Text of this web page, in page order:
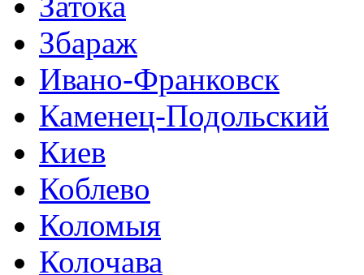
Збараж
Ивано-Франковск
Каменец-Подольский
Киев
Коблево
Коломыя
Колочава